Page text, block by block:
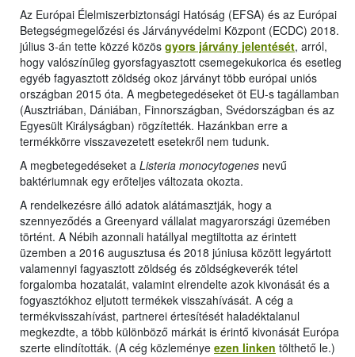
Az Európai Élelmiszerbiztonsági Hatóság (EFSA) és az Európai
Betegségmegelőzési és Járványvédelmi Központ (ECDC) 2018.
július 3-án tette közzé közös gyors járvány jelentését, arról,
hogy valószínűleg gyorsfagyasztott csemegekukorica és esetleg
egyéb fagyasztott zöldség okoz járványt több európai uniós
országban 2015 óta. A megbetegedéseket öt EU-s tagállamban
(Ausztriában, Dániában, Finnországban, Svédországban és az
Egyesült Királyságban) rögzítették. Hazánkban erre a
termékkörre visszavezetett esetekről nem tudunk.
A megbetegedéseket a Listeria monocytogenes nevű
baktériumnak egy erőteljes változata okozta.
A rendelkezésre álló adatok alátámasztják, hogy a
szennyeződés a Greenyard vállalat magyarországi üzemében
történt. A Nébih azonnali hatállyal megtiltotta az érintett
üzemben a 2016 augusztusa és 2018 júniusa között legyártott
valamennyi fagyasztott zöldség és zöldségkeverék tétel
forgalomba hozatalát, valamint elrendelte azok kivonását és a
fogyasztókhoz eljutott termékek visszahívását. A cég a
termékvisszahívást, partnerei értesítését haladéktalanul
megkezdte, a több különböző márkát is érintő kivonását Európa
szerte elindították. (A cég közleménye ezen linken tölthető le.)